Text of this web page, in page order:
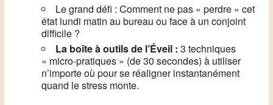
Le grand défi : Comment ne pas « perdre » cet
état lundi matin au bureau ou face à un conjoint
difficile ?
La boîte à outils de l’Éveil : 3 techniques
« micro-pratiques » (de 30 secondes) à utiliser
n’importe où pour se réaligner instantanément
quand le stress monte.